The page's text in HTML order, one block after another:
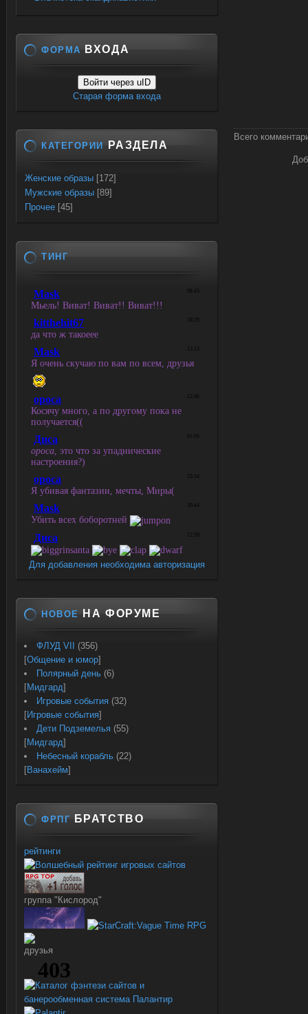
Всего
ФОРМА ВХОДА
Войти через uID
Старая форма входа
КАТЕГОРИИ РАЗДЕЛА
Женские образы [172]
Мужские образы [89]
Прочее [45]
ТИНГ
Для добавления необходима авторизация
НОВОЕ НА ФОРУМЕ
ФЛУД VII
(356)
[Общение и юмор]
Полярный день (6)
[Мидгард]
Игровые события (32)
[Игровые события]
Дети Подземелья (55)
[Мидгард]
Небесный корабль (22)
[Ванахейм]
ФРПГ БРАТСТВО
рейтинги
группа "Кислород"
друзья